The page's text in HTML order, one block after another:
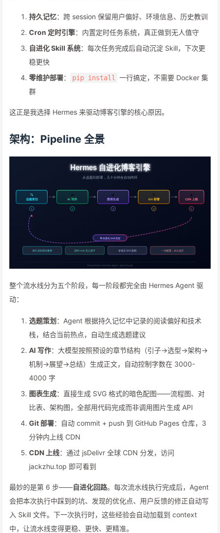
持久记忆：跨 session 保留用户偏好、环境信息、历史教训
Cron 定时引擎：内置定时任务系统，真正做到无人值守
自进化 Skill 系统：每次任务完成后自动沉淀 Skill，下次更
稳更快
零维护部署： pip install
一行搞定，不需要 Docker 集
群
这正是我选择 Hermes 来驱动博客引擎的核心原因。
架构：Pipeline 全景
整个流水线分为五个阶段，每一阶段都完全由 Hermes Agent 驱
动：
选题策划 ：Agent 根据持久记忆中记录的阅读偏好和技术
栈，结合当前热点，自动生成选题建议
AI 写作：大模型按照预设的章节结构（引子→选型→架构→
机制→展望→总结）生成正文，自动控制字数在 3000-
4000 字
图表生成：直接生成 SVG 格式的暗色配图——流程图、对
比表、架构图，全部用代码完成而非调用图片生成 API
Git 部署：自动 commit + push 到 GitHub Pages 仓库，3
分钟内上线 CDN
CDN 上线：通过 jsDelivr 全球 CDN 分发，访问
jackzhu.top 即可看到
最妙的是第 6 步——自进化回路。每次流水线执行完成后，Agent
会把本次执行中踩到的坑、发现的优化点、用户反馈的修正自动写
入 Skill 文件。下一次执行时，这些经验会自动加载到 context
中，让流水线变得更稳、更快、更精准。